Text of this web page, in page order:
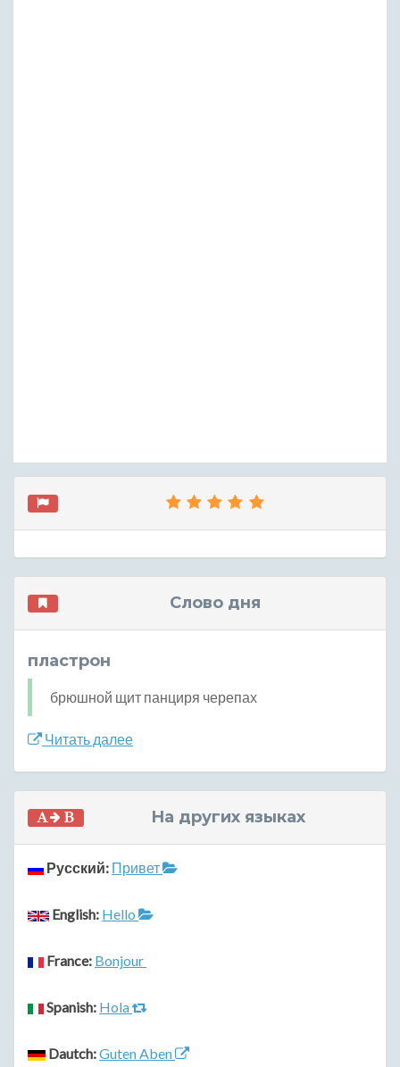
Слово дня
пластрон
брюшной щит панциря черепах
Читать далее
На других языках
Русский: Привет
English: Hello
France: Bonjour
Spanish: Hola
Dautch:Guten Aben